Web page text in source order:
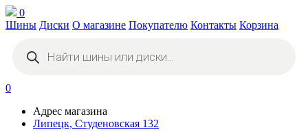
0
Шины Диски О магазине Покупателю Контакты Корзина
товаров
0
Адрес магазина
Липецк, Студеновская 132